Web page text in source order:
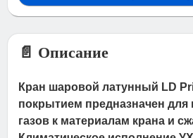
📄 Описание
Кран шаровой латунный LD
покрытием предназначен для
газов к материалам крана и